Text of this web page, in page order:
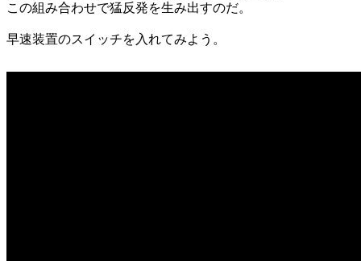
この組み合わせで猛反発を生み出すのだ。
早速装置のスイッチを入れてみよう。